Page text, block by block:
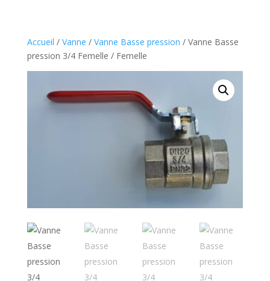
Accueil / Vanne / Vanne Basse pression / Vanne Basse
pression 3/4 Femelle / Femelle